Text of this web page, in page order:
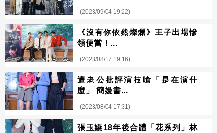
(2023/09/04 19:22)
《沒有你依然燦爛》王子出場慘
領便當！...
(2023/08/17 19:16)
遭老公批評演技嗆「是在演什
麼」 簡嫚書...
(2023/08/04 17:31)
張玉嬿18年後合體「花系列」林